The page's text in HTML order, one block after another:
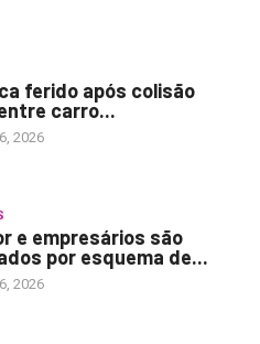
ferido após colisão
carro...
2026
e empresários são
por esquema de...
2026